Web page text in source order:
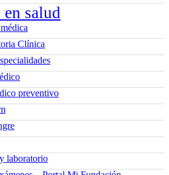
salud
Clínica
preventivo
laboratorio